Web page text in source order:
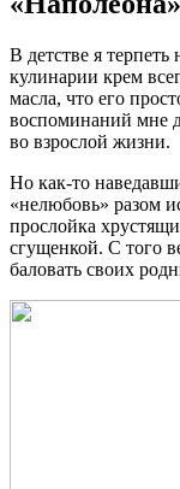
В детстве я
кулинарии крем
масла, что его
воспоминаний мне
во взрослой жизни.
Но как-то
«нелюбовь» разом
прослойка
сгущенкой. С того
баловать своих